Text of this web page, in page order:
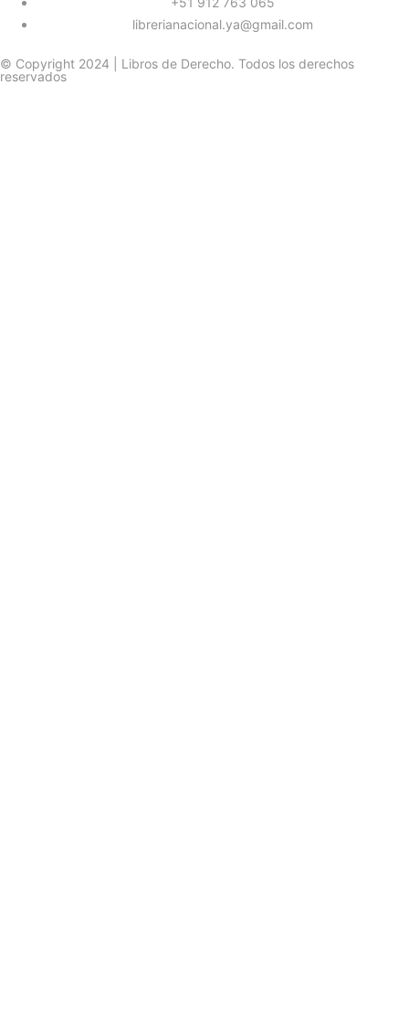
librerianacional.ya@gmail.com
© Copyright 2024 | Libros de Derecho. Todos los derechos
reservados